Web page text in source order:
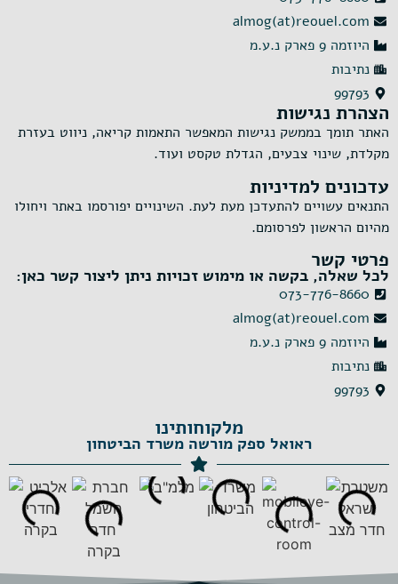
almog(at)reouel.com
היוזמה 9 פארק נ.ע.מ
נתיבות
99793
הצהרת נגישות
האתר תומך בממשק נגישות המאפשר התאמות קריאה, ניווט בעזרת
מקלדת, שינוי צבעים, הגדלת טקסט ועוד.
עדכונים למדיניות
התנאים עשויים להתעדכן מעת לעת. השינויים יפורסמו באתר ויחולו
מהיום הראשון לפרסומם.
פרטי קשר
לכל שאלה, בקשה או מימוש זכויות ניתן ליצור קשר כאן:
073-776-8660
almog(at)reouel.com
היוזמה 9 פארק נ.ע.מ
נתיבות
99793
מלקוחותינו
ראואל ספק מורשה משרד הביטחון